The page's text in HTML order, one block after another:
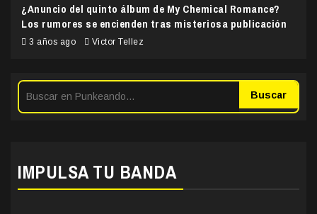
¿Anuncio del quinto álbum de My Chemical Romance?
Los rumores se encienden tras misteriosa publicación
3 años ago Victor Tellez
Buscar
IMPULSA TU BANDA